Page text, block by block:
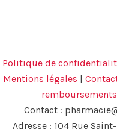
Politique de
Mentions légales
remboursements
Contact :
Adresse : 104 Rue